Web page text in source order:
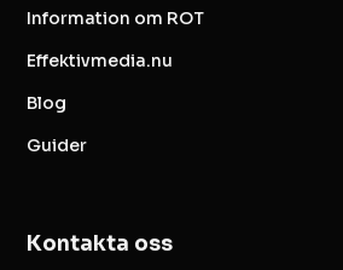
Information om ROT
Effektivmedia.nu
Blog
Guider
Kontakta oss